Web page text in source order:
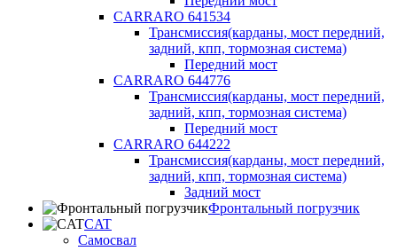
CARRARO 641534
Трансмиссия(карданы, мост передний,
задний, кпп, тормозная система)
Передний мост
CARRARO 644776
Трансмиссия(карданы, мост передний,
задний, кпп, тормозная система)
Передний мост
CARRARO 644222
Трансмиссия(карданы, мост передний,
задний, кпп, тормозная система)
Задний мост
Фронтальный погрузчик
CAT
Самосвал